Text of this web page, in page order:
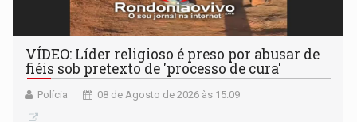
VÍDEO: Líder religioso é preso por abusar de
fiéis sob pretexto de 'processo de cura'
Polícia 08 de Agosto de 2026 às 15:09